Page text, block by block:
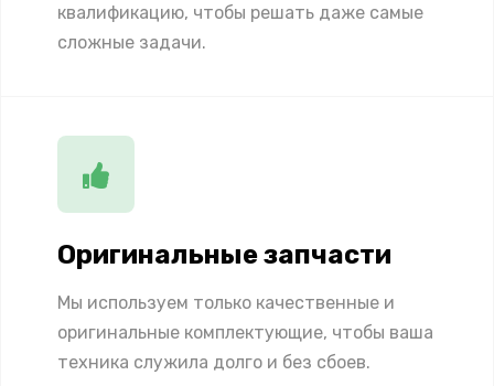
квалификацию, чтобы решать даже самые
сложные задачи.
Оригинальные запчасти
Мы используем только качественные и
оригинальные комплектующие, чтобы ваша
техника служила долго и без сбоев.